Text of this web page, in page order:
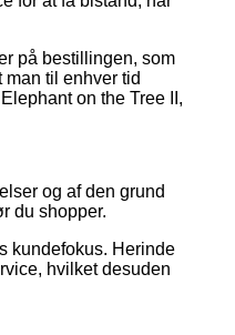
på bestillingen, som
til enhver tid
on the Tree II,
og af den grund
du shopper.
kundefokus. Herinde
hvilket desuden